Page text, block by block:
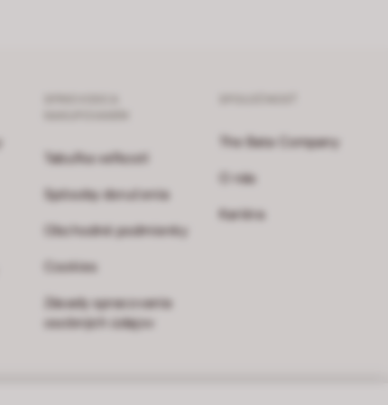
Tabuľka veľkostí
Spôsoby doručenia
Obchodné podmienky
Cookies
Zásady spracovania
osobných údajov
The Bata Company
O nás
Kariéra